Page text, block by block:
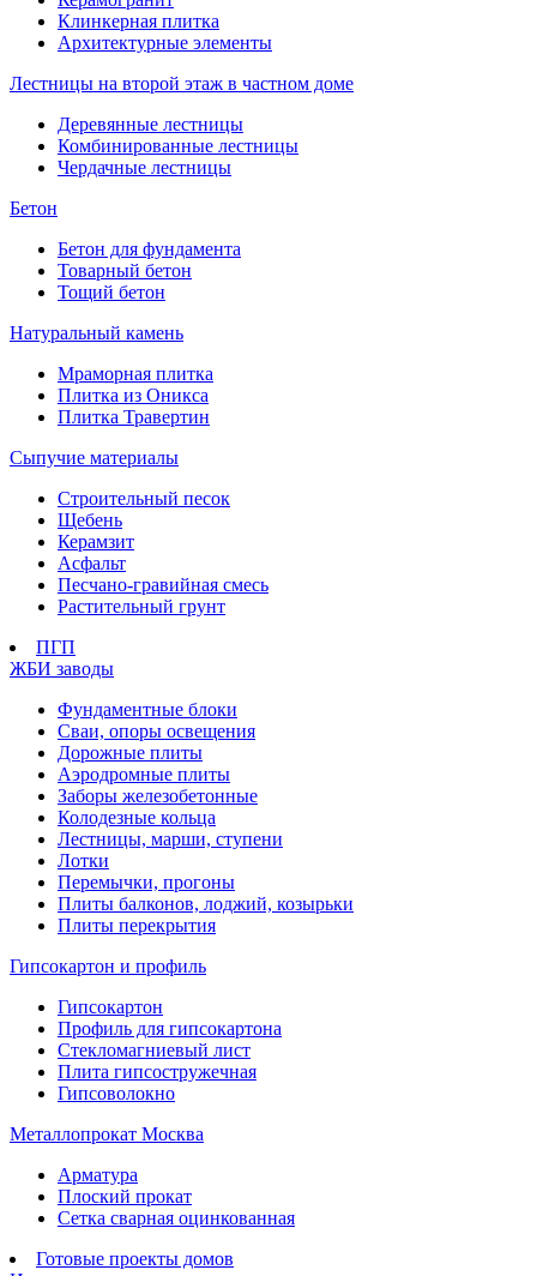
Клинкерная плитка
Архитектурные элементы
Лестницы на второй этаж в частном доме
Деревянные лестницы
Комбинированные лестницы
Чердачные лестницы
Бетон
Бетон для фундамента
Товарный бетон
Тощий бетон
Натуральный камень
Мраморная плитка
Плитка из Оникса
Плитка Травертин
Сыпучие материалы
Строительный песок
Щебень
Керамзит
Асфальт
Песчано-гравийная смесь
Растительный грунт
ПГП
ЖБИ заводы
Фундаментные блоки
Сваи, опоры освещения
Дорожные плиты
Аэродромные плиты
Заборы железобетонные
Колодезные кольца
Лестницы, марши, ступени
Лотки
Перемычки, прогоны
Плиты балконов, лоджий, козырьки
Плиты перекрытия
Гипсокартон и профиль
Гипсокартон
Профиль для гипсокартона
Стекломагниевый лист
Плита гипсостружечная
Гипсоволокно
Металлопрокат Москва
Арматура
Плоский прокат
Сетка сварная оцинкованная
Готовые проекты домов